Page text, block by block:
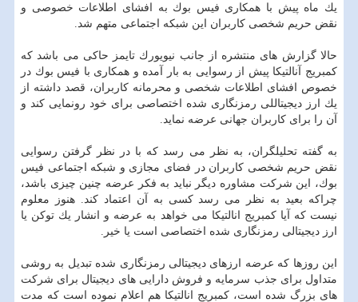
یك ماه پیش با همكاری فیس بوك به افشای اطلاعات خصوصی و
نقض حریم شخصی كاربران این شبكه اجتماعی متهم شد.
حالا گزارش های منتشره از جانب نیویورك تایمز حاكی می باشد كه
كمبریج آنالتیكا پیش از رسوایی به بار آمده و همكاری با فیس بوك در
خصوص افشای اطلاعات شخصی و محرمانه كاربران، قصد داشته از
یك ارز دیجیتاللی رمزنگاری شده اختصاصی برای خود رونمایی كند و
آن را برای كاربران جهانی عرضه نماید.
به گفته تحلیلگران، به نظر می رسد كه با در نظر گرفتن رسوایی
نقض حریم شخصی كاربران در فضای مجازی و شبكه اجتماعی فیس
بوك، این شركت مشاوره دیگر نباید به فكر عرضه چنین چیزی باشد،
چراكه بعید به نظر می رسد كسی به آن اعتماد كند. هنوز معلوم
نیست كه آیا كمبریج انالتیكا می خواهد به عرضه و انشار یك توكن یا
ارز دیجیتالی رمزنگاری شده اختصاصی است یا خیر.
این روزها كه عرضه ارزهای دیجیتالی رمزنگاری شده تبدیل به روشی
متداول برای جذب سرمایه و فروش دارایی های دیجیتال برای شركت
های بزرگ شده است، كمبریج انالتیكا هم اعلام نموده است كه مدت